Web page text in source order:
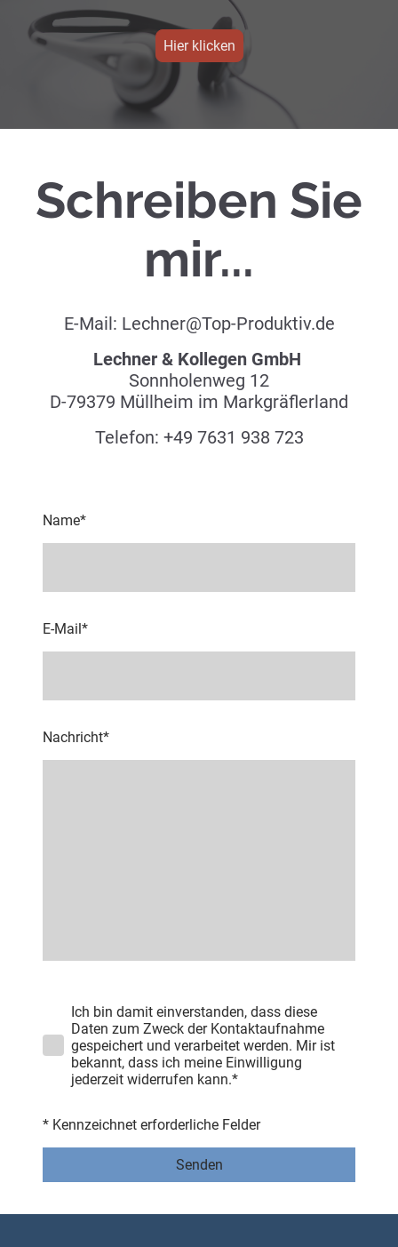
Hier klicken
Schreiben Sie
mir...
E-Mail: Lechner@Top-Produktiv.de
Lechner & Kollegen GmbH
Sonnholenweg 12
D-79379 Müllheim im Markgräflerland
Telefon: +49 7631 938 723
Name*
E-Mail*
Nachricht*
Ich bin damit einverstanden, dass diese
Daten zum Zweck der Kontaktaufnahme
gespeichert und verarbeitet werden. Mir ist
bekannt, dass ich meine Einwilligung
jederzeit widerrufen kann.*
* Kennzeichnet erforderliche Felder
Senden